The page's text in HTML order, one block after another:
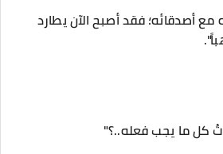
أصدقائه؛ فقد أصبح الآن يطارد
كل ما يجب فعله..؟"